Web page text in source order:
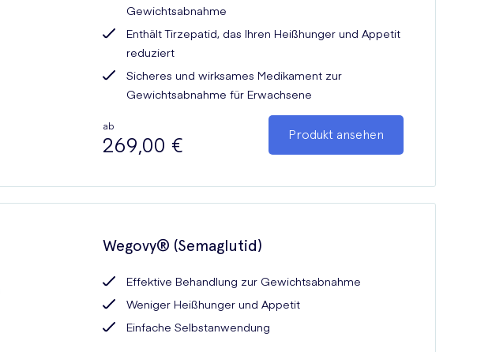
Gewichtsabnahme
Enthält Tirzepatid, das Ihren Heißhunger und Appetit
reduziert
Sicheres und wirksames Medikament zur
Gewichtsabnahme für Erwachsene
ab
269,00 € Produkt ansehen
Wegovy® (Semaglutid)
Effektive Behandlung zur Gewichtsabnahme
Weniger Heißhunger und Appetit
Einfache Selbstanwendung